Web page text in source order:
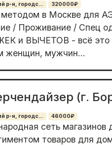
р-н, городс... 320000₽
методом в Москве для
/ Проживание / Спец
и ВЫЧЕТОВ - всё это
женщин, мужчин...
(г.
р-н, городс... 46000₽
сеть магaзинов
тoваров для